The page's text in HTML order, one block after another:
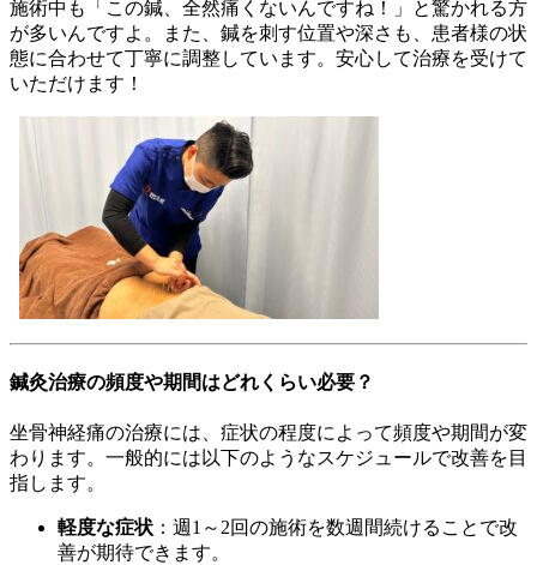
施術中も「この鍼、全然痛くないんですね！」と驚かれる方
が多いんですよ。また、鍼を刺す位置や深さも、患者様の状
態に合わせて丁寧に調整しています。安心して治療を受けて
いただけます！
鍼灸治療の頻度や期間はどれくらい必要？
坐骨神経痛の治療には、症状の程度によって頻度や期間が変
わります。一般的には以下のようなスケジュールで改善を目
指します。
軽度な症状 ：週1～2回の施術を数週間続けることで改
善が期待できます。